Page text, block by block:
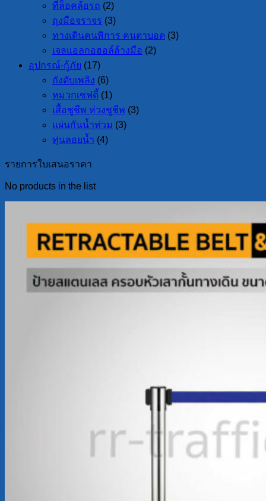
ที่ล็อคล้อรถ (2)
ถุงมือจราจร (3)
ทางเดินคนพิการ คนตาบอด (3)
เจลแอลกอฮอล์ล้างมือ (2)
อุปกรณ์-กู้ภัย (17)
ถังดับเพลิง (6)
หมวกเซฟตี้ (1)
เสื้อชูชีพ ห่วงชูชีพ (3)
แผ่นกันน้ำท่วม (3)
ทุ่นลอยน้ำ (4)
รายการใบเสนอราคา
No products in the list